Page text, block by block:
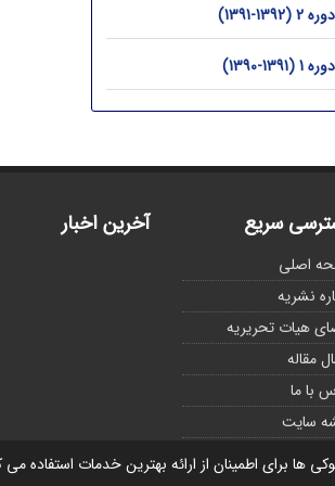
ها برای اطمینان از ارائه بهترین خدمات استفاده می
دوره 2 (1392-1391)
دوره 1 (1391-1390)
سریع
اصلی
نشریه
هیات تحریریه
مقاله
با ما
سایت
آخرین اخبار
مدیریت نشریات علمی.قدرت گرفته ازسیناوب